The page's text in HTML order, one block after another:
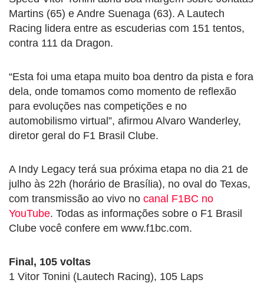
Martins (65) e Andre Suenaga (63). A Lautech
Racing lidera entre as escuderias com 151 tentos,
contra 111 da Dragon.
“Esta foi uma etapa muito boa dentro da pista e fora
dela, onde tomamos como momento de reflexão
para evoluções nas competições e no
automobilismo virtual”, afirmou Alvaro Wanderley,
diretor geral do F1 Brasil Clube.
A Indy Legacy terá sua próxima etapa no dia 21 de
julho às 22h (horário de Brasília), no oval do Texas,
com transmissão ao vivo no canal F1BC no
YouTube. Todas as informações sobre o F1 Brasil
Clube você confere em www.f1bc.com.
Final, 105 voltas
1 Vitor Tonini (Lautech Racing), 105 Laps